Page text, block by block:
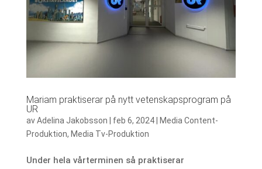
Mariam praktiserar på nytt vetenskapsprogram på
UR
avAdelina Jakobsson feb 6, 2024|
Media Content-
Produktion, Media Tv-Produktion
Under hela vårterminen så praktiserar